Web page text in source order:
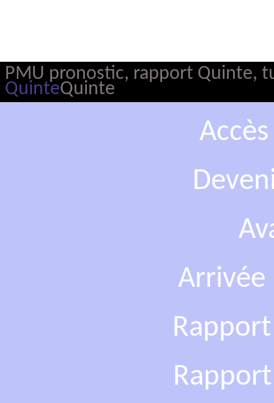
PMU pronostic, rapport Quinte,
QuinteQuinte
Arrivée